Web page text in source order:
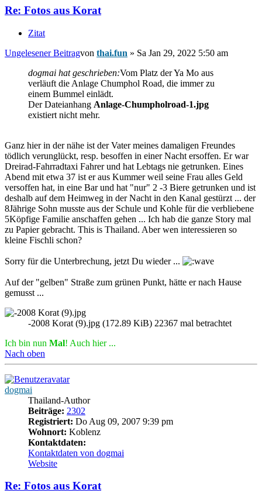
Re: Fotos aus Korat
Zitat
Ungelesener Beitragvon thai.fun » Sa Jan 29, 2022 5:50 am
dogmai hat geschrieben:Vom Platz der Ya Mo aus
verläuft die Anlage Chumphol Road, die immer zu
einem Bummel einlädt.
Der Dateianhang Anlage-Chumpholroad-1.jpg
existiert nicht mehr.
Ganz hier in der nähe ist der Vater meines damaligen Freundes
tödlich verunglückt, resp. besoffen in einer Nacht ersoffen. Er war
Dreirad-Fahrradtaxi Fahrer und hat Lebtags nie getrunken. Eines
Abend mit etwa 37 ist er aus Kummer weil seine Frau alles Geld
versoffen hat, in eine Bar und hat "nur" 2 -3 Biere getrunken und ist
deshalb auf dem Heimweg in der Nacht in den Kanal gestürzt ... der
8Jährige Sohn musste aus der Schule und Kohle für die verbliebene
5Köpfige Familie anschaffen gehen ... Ich hab die ganze Story mal
zu Papier gebracht. This is Thailand. Aber wen interessieren so
kleine Fischli schon?
Sorry für die Unterbrechung, jetzt Du wieder ...
Auf der "gelben" Straße zum grünen Punkt, hätte er nach Hause
gemusst ...
-2008 Korat (9).jpg (172.89 KiB) 22367 mal betrachtet
Ich bin nun Mal! Auch hier ...
Nach oben
dogmai
Thailand-Author
Beiträge: 2302
Registriert: Do Aug 09, 2007 9:39 pm
Wohnort: Koblenz
Kontaktdaten:
Kontaktdaten von dogmai
Website
Re: Fotos aus Korat